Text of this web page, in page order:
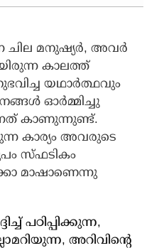
മനുഷ്യർ, അവർ
കാലത്ത്
യഥാർത്ഥവും
ഓർമ്മിച്ചു
കാണുന്നുണ്ട്.
കാര്യം അവരുടെ
സ്ഫടികം
മാഷാണെന്നു
പഠിപ്പിക്കുന്ന,
അറിവിന്റെ